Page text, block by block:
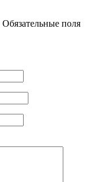
Обязательные поля